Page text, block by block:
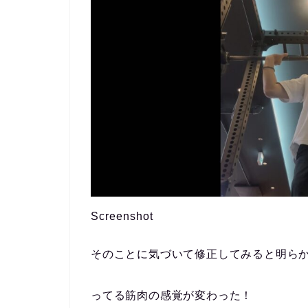
Screenshot
そのことに気づいて修正してみると明ら
ってる筋肉の感覚が変わった！